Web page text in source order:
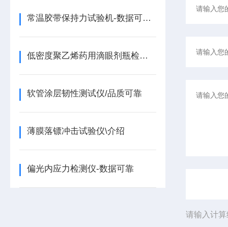
常温胶带保持力试验机-数据可追溯
低密度聚乙烯药用滴眼剂瓶检测仪器
软管涂层韧性测试仪/品质可靠
薄膜落镖冲击试验仪\介绍
偏光内应力检测仪-数据可靠
请输入计